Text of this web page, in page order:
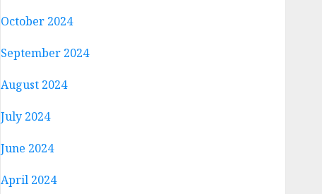
October 2024
September 2024
August 2024
July 2024
June 2024
April 2024